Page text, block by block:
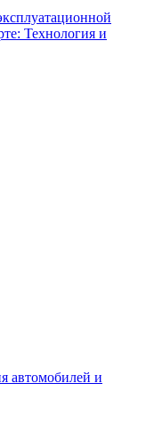
Технология и
автомобилей и